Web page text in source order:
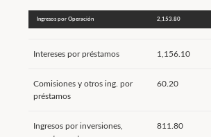
Ingresos por Operación 2,153.80
Intereses por préstamos 1,156.10
Comisiones y otros ing. por
préstamos
60.20
Ingresos por inversiones,
811.80